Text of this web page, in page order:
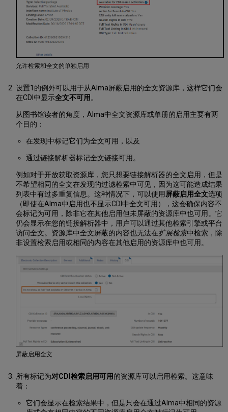
“即
使
在
Alma
中
启
用
不
在
CDI
中
显
全
可
用‘（屏
蔽）’”
选
项
FAQ
-
启
用
启
用
置
什
么
只
启
图
资
源
允许检索和全文的单独启用
设置1的例外可以用于从Alma屏蔽启用的全文资源库，这样它们会
在CDI中显示全文不可用 。
从图书馆读者的角度，Alma中全文资源库或单册的启用主要有两
个目的：
在发现中标记它们为全文可用，以及
通过链接解析器标记全文链接可用。
例如对于开放获取资源库，您只想要链接解析器的全文启用，但是
不希望相同的全文在发现的过滤检索中可见，因为这可能造成结果
列表中有过多重复信息。这种情况下，可以使用 屏蔽启用全文选项
（即使在Alma中启用也不显示CDI中全文可用），这会确保内容不
会标记为可用，除非它在其他启用但未屏蔽的资源库中也可用。它
仍会显示在您的链接解析器中，用户可以通过其他检索引擎或平台
访问全文。资源库中全文屏蔽的内容也无法在扩展检索中检索，除
非设置检索启用或相同的内容在其他启用的资源库中也可用。
屏蔽启用全文
所有标记为对CDI检索启用可用的资源库可以启用检索。这意味
着：
它们会显示在检索结果中，但是只会在通过Alma中相同的资源